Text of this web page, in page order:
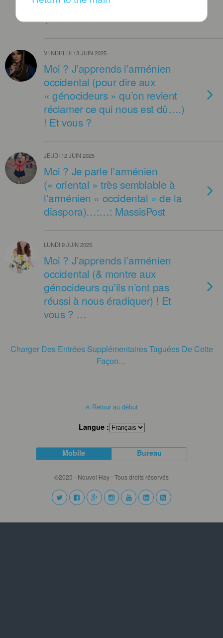
maintenant Réparer..) ! Et vous
?
VENDREDI 13 JUIN 2025
Moi ? J’apprends l’arménien
occidental (pour dire aux
« génocideurs » qu’on revient
réclamer ce qui nous est dû….)
! Et vous ?
JEUDI 12 JUIN 2025
Moi ? Je parle l’arménien
(« oriental » très semblable à
l’arménien « occidental » de la
diaspora)…:…: MassisPost
LUNDI 9 JUIN 2025
Moi ? J’apprends l’arménien
occidental (& montre aux
génocideurs qu’ils n’ont pas
réussi à nous éradiquer) ! Et
vous ? …
Charger Des Entrées Supplémentaires Taguées De Cette
Façon…
Retour au début
Langue :
Mobile Bureau
©2025 - Nouvel Hay - Tous droits réservés